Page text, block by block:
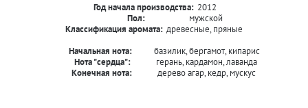
Год начала производства: 2012
Пол:
мужской
Классификация аромата: древесные, пряные
Начальная нота:
базилик, бергамот, кипарис
Нота "сердца":
герань, кардамон, лаванда
Конечная нота:
дерево агар, кедр, мускус